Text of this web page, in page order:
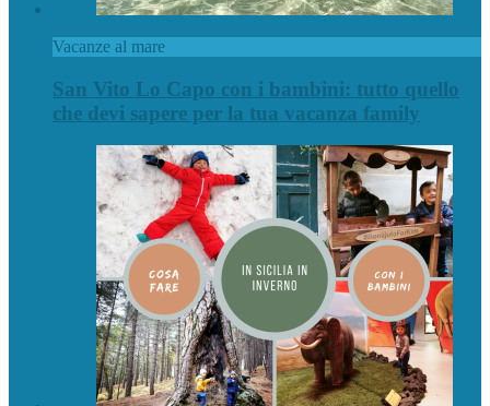
Vacanze al mare
San Vito Lo Capo con i bambini: tutto quello
che devi sapere per la tua vacanza family